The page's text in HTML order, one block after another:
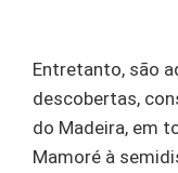
Entretanto, são
descobertas,
do Madeira, em
Mamoré à